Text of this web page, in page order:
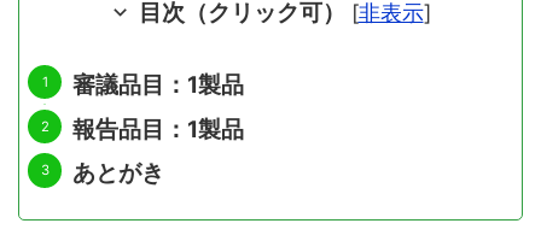
目次（クリック可） [非表示]
審議品目：1製品
報告品目：1製品
あとがき